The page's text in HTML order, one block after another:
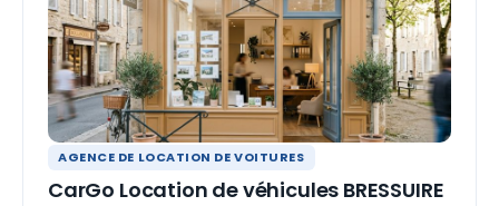
AGENCE DE LOCATION DE VOITURES
CarGo Location de véhicules BRESSUIRE